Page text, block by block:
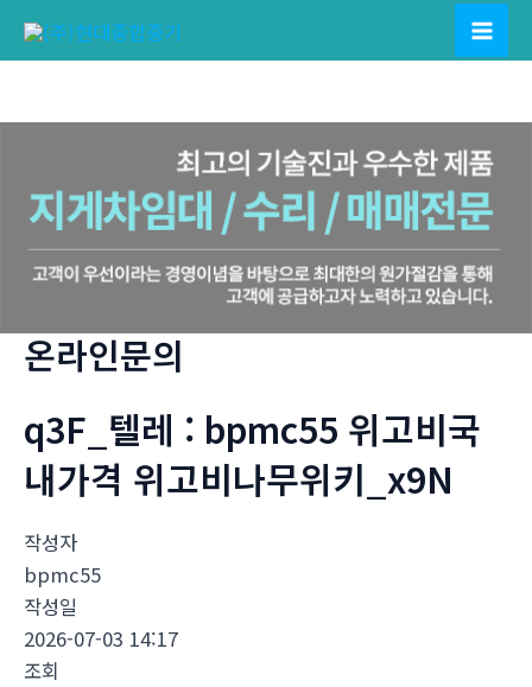
Main
온라인문의
q3F_텔레 : bpmc55 위고비국
내가격 위고비나무위키_x9N
작성자
bpmc55
작성일
2026-07-03 14:17
조회